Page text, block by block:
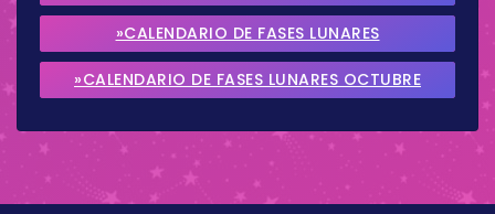
2026
»CALENDARIO DE FASES LUNARES
SEPTIEMBRE 2026
»CALENDARIO DE FASES LUNARES OCTUBRE